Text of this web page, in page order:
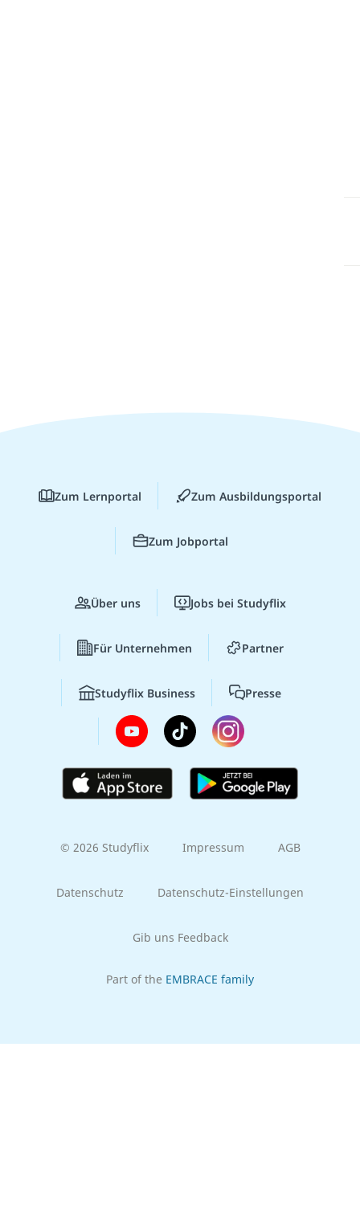
Zum Lernportal Zum Ausbildungsportal
Zum Jobportal
Über uns Jobs bei Studyflix
Für Unternehmen Partner
Studyflix Business Presse
© 2026 Studyflix Impressum AGB
Datenschutz Datenschutz-Einstellungen
Gib uns Feedback
Part of the EMBRACE family